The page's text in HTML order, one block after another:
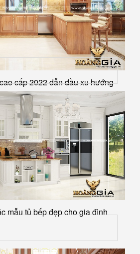
cấp 2022 dẫn đầu xu hướng
mẫu tủ bếp đẹp cho gia đình